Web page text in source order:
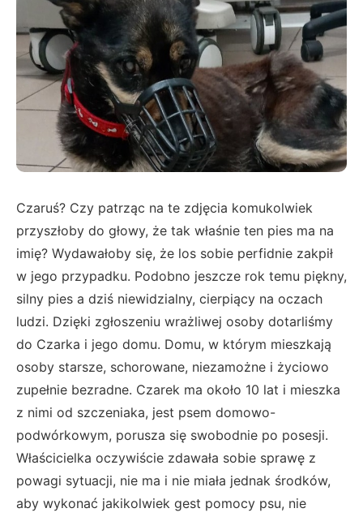
Czaruś? Czy patrząc na te zdjęcia komukolwiek
przyszłoby do głowy, że tak właśnie ten pies ma na
imię? Wydawałoby się, że los sobie perfidnie zakpił
w jego przypadku. Podobno jeszcze rok temu piękny,
silny pies a dziś niewidzialny, cierpiący na oczach
ludzi. Dzięki zgłoszeniu wrażliwej osoby dotarliśmy
do Czarka i jego domu. Domu, w którym mieszkają
osoby starsze, schorowane, niezamożne i życiowo
zupełnie bezradne. Czarek ma około 10 lat i mieszka
z nimi od szczeniaka, jest psem domowo-
podwórkowym, porusza się swobodnie po posesji.
Właścicielka oczywiście zdawała sobie sprawę z
powagi sytuacji, nie ma i nie miała jednak środków,
aby wykonać jakikolwiek gest pomocy psu, nie